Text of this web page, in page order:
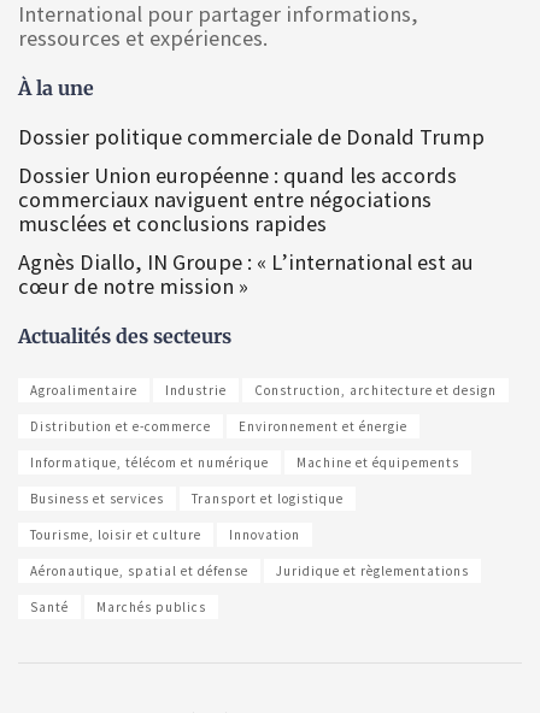
International pour partager informations,
ressources et expériences.
À la une
Dossier politique commerciale de Donald Trump
Dossier Union européenne : quand les accords
commerciaux naviguent entre négociations
musclées et conclusions rapides
Agnès Diallo, IN Groupe : « L’international est au
cœur de notre mission »
Actualités des secteurs
Agroalimentaire Industrie Construction, architecture et design
Distribution et e-commerce Environnement et énergie
Informatique, télécom et numérique Machine et équipements
Business et services Transport et logistique
Tourisme, loisir et culture Innovation
Aéronautique, spatial et défense Juridique et règlementations
Santé Marchés publics